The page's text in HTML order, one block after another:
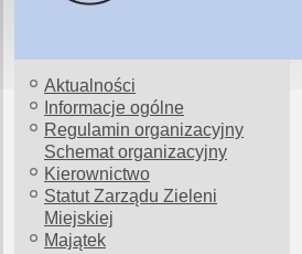
Aktualności
Informacje ogólne
Regulamin organizacyjny
Schemat organizacyjny
Kierownictwo
Statut Zarządu Zieleni
Miejskiej
Majątek